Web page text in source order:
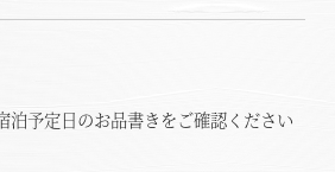
泊予定日のお品書きをご確認ください